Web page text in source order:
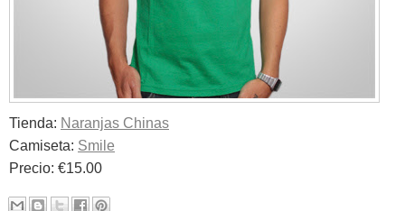
Tienda: Naranjas Chinas
Camiseta: Smile
Precio: €15.00